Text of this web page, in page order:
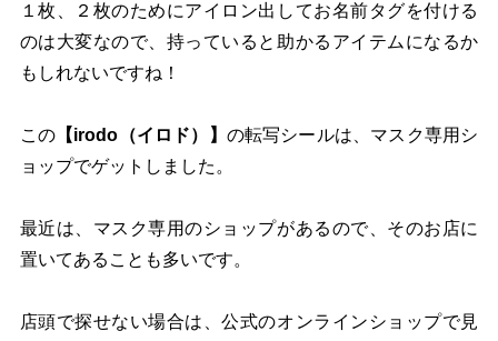
１枚、２枚のためにアイロン出してお名前タグを付ける
のは大変なので、持っていると助かるアイテムになるか
もしれないですね！
この 【irodo（イロド）】 の転写シールは、マスク専用シ
ョップでゲットしました。
最近は、マスク専用のショップがあるので、そのお店に
置いてあることも多いです。
店頭で探せない場合は、公式のオンラインショップで見